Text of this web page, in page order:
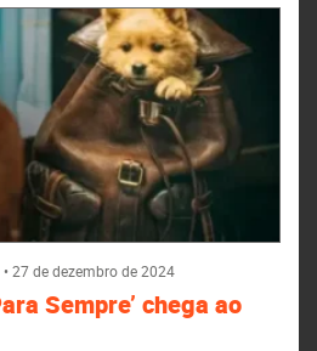
•27 de dezembro de 2024
Sempre’ chega ao